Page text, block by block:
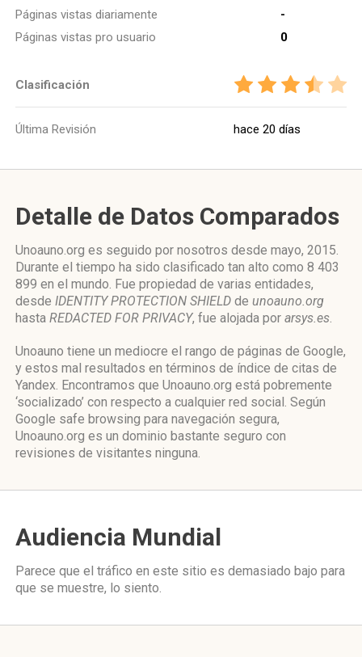
Páginas vistas diariamente
-
Páginas vistas pro usuario
0
Clasificación
Última Revisión hace 20 días
Detalle de Datos Comparados
Unoauno.org es seguido por nosotros desde mayo, 2015.
Durante el tiempo ha sido clasificado tan alto como 8 403
899 en el mundo. Fue propiedad de varias entidades,
desde IDENTITY PROTECTION SHIELD de unoauno.org
hasta REDACTED FOR PRIVACY, fue alojada por arsys.es.
Unoauno tiene un mediocre el rango de páginas de Google,
y estos mal resultados en términos de índice de citas de
Yandex. Encontramos que Unoauno.org está pobremente
‘socializado’ con respecto a cualquier red social. Según
Google safe browsing para navegación segura,
Unoauno.org es un dominio bastante seguro con
revisiones de visitantes ninguna.
Audiencia Mundial
Parece que el tráfico en este sitio es demasiado bajo para
que se muestre, lo siento.